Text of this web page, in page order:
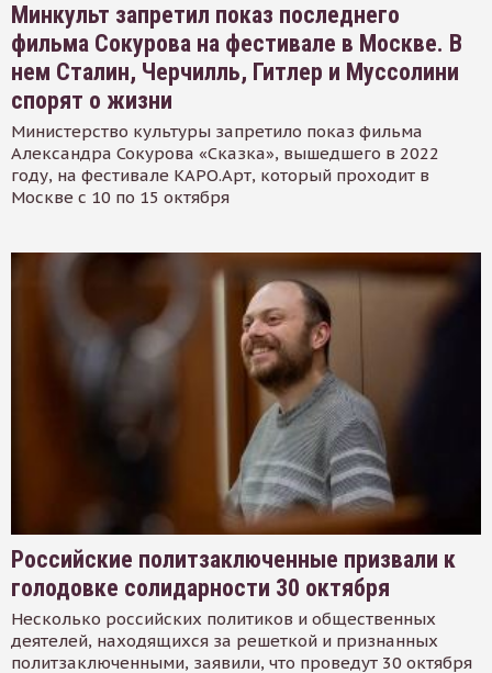
Минкульт запретил показ последнего
фильма Сокурова на фестивале в Москве. В
нем Сталин, Черчилль, Гитлер и Муссолини
спорят о жизни
Министерство культуры запретило показ фильма
Александра Сокурова «Сказка», вышедшего в 2022
году, на фестивале КАРО.Арт, который проходит в
Москве с 10 по 15 октября
Российские политзаключенные призвали к
голодовке солидарности 30 октября
Несколько российских политиков и общественных
деятелей, находящихся за решеткой и признанных
политзаключенными, заявили, что проведут 30 октября